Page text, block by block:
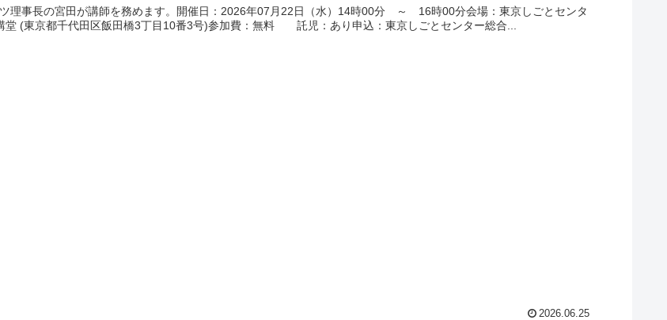
理事長の宮田が講師を務めます。開催日：2026年07月22日（水）14時00分 ～ 16時00分会場：東京しごとセンタ
堂 (東京都千代田区飯田橋3丁目10番3号)参加費：無料 託児：あり申込：東京しごとセンター総合...
2026.06.25